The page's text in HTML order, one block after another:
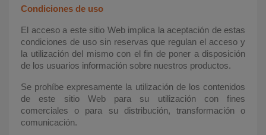
Condiciones de uso
El acceso a este sitio Web implica la aceptación de estas
condiciones de uso sin reservas que regulan el acceso y
la utilización del mismo con el fin de poner a disposición
de los usuarios información sobre nuestros productos.
Se prohíbe expresamente la utilización de los contenidos
de este sitio Web para su utilización con fines
comerciales o para su distribución, transformación o
comunicación.